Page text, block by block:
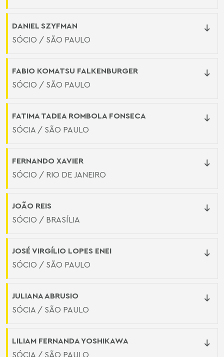
DANIEL SZYFMAN
SÓCIO / SÃO PAULO
FABIO KOMATSU FALKENBURGER
SÓCIO / SÃO PAULO
FATIMA TADEA ROMBOLA FONSECA
SÓCIA / SÃO PAULO
FERNANDO XAVIER
SÓCIO / RIO DE JANEIRO
JOÃO REIS
SÓCIO / BRASÍLIA
JOSÉ VIRGÍLIO LOPES ENEI
SÓCIO / SÃO PAULO
JULIANA ABRUSIO
SÓCIA / SÃO PAULO
LILIAM FERNANDA YOSHIKAWA
SÓCIA / SÃO PAULO